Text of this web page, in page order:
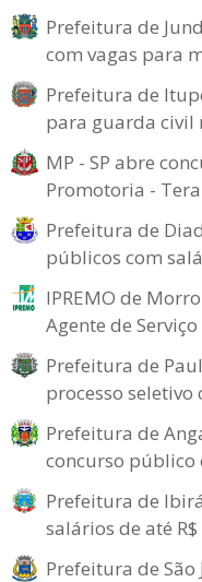
Prefeitura de
com vagas para
Prefeitura de
para guarda civil
MP - SP abre
Promotoria -
Prefeitura de
públicos com
IPREMO de
Agente de
Prefeitura de
processo seletivo
Prefeitura de
concurso público
Prefeitura de
salários de até
Prefeitura de São